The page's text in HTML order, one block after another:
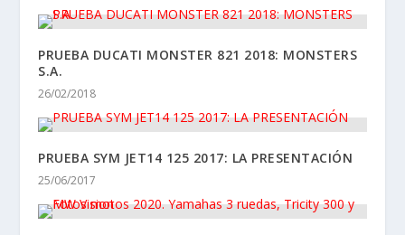
PRUEBA DUCATI MONSTER 821 2018: MONSTERS
S.A.
26/02/2018
PRUEBA SYM JET14 125 2017: LA PRESENTACIÓN
25/06/2017